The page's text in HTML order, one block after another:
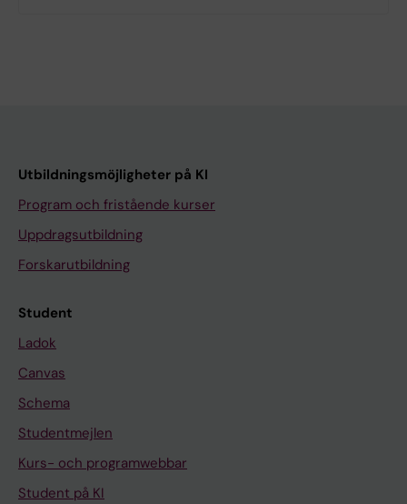
Studentinflytande,
Studieuppehåll
Undantag från behörighetsvillkor
Verksamhetsförlagd utbildning
Utbildningsmöjligheter på KI
Program och fristående kurser
Uppdragsutbildning
Forskarutbildning
Student
Ladok
Canvas
Schema
Studentmejlen
Kurs- och programwebbar
Student på KI